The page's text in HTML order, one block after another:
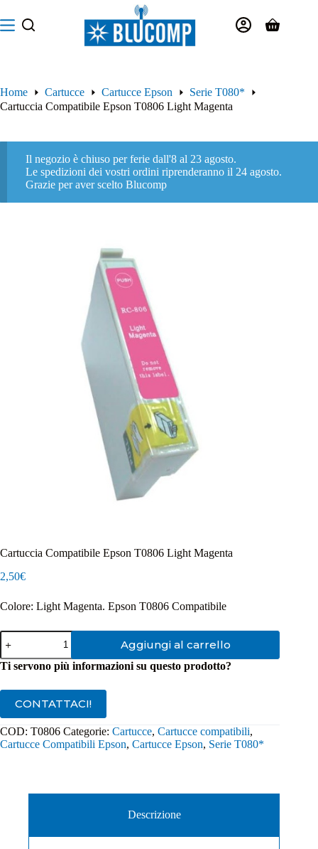
al
contenuto
Carrello
Home Cartucce Cartucce Epson
Serie T080*
Cartuccia Compatibile Epson T0806 Light Magenta
Il negozio è chiuso per ferie dall'8 al 23 agosto.
Le spedizioni dei vostri ordini riprenderanno il 24 agosto.
Grazie per aver scelto Blucomp
Cartuccia Compatibile Epson T0806 Light Magenta
2,50€
Colore: Light Magenta. Epson T0806 Compatibile
Cartuccia
Compatibile
Epson
T0806
Magenta
quantità
Aggiungi al carrello
Ti servono più informazioni su questo prodotto?
CONTATTACI!
COD: T0806 Categorie: Cartucce, Cartucce compatibili,
Cartucce Compatibili Epson, Cartucce Epson, Serie T080*
Descrizione